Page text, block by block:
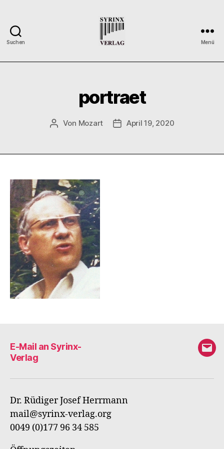
Suchen
Verlag
Verlag
der
Flötisten
Menü
portraet
Beitragsautor
Von Mozart Veröffentlichungsdatum
April 19, 2020
E-Mail an Syrinx-
Verlag
E-
an
Dr. Rüdiger Josef Herrmann
mail@syrinx-verlag.org
0049 (0)177 96 34 585